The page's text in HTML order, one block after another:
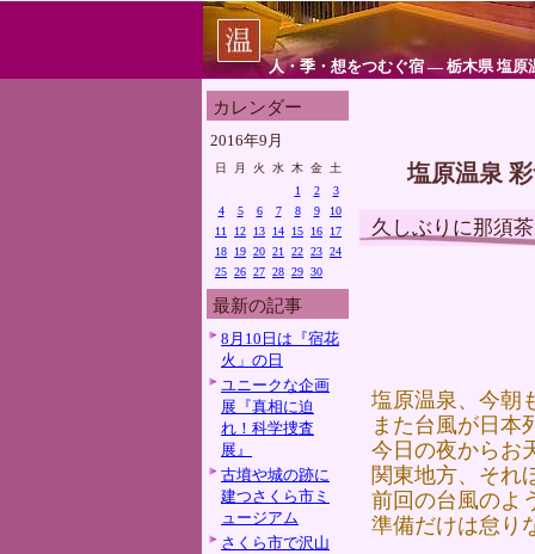
人・季・想をつむぐ宿 ― 栃木県 塩原
カレンダー
2016年9月
日 月 火 水 木 金
土
1
2
3
4
5 6 7 8 9
10
11
12 13 14 15 16
17
18
19 20 21 22 23 24
25 26 27 28 29 30
最新の記事
8月10日は『宿花
火」の日
ユニークな企画
展『真相に迫
れ！科学捜査
展』
古墳や城の跡に
建つさくら市ミ
ュージアム
さくら市で沢山
塩原温泉
久しぶりに那須
塩原温泉、今朝
また台風が日本
今日の夜からお
関東地方、それ
前回の台風のよ
準備だけは怠り